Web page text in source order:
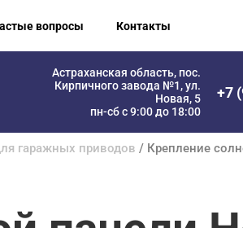
вопросы Контакты
Астраханская область, пос.
Кирпичного завода №1, ул.
Новая, 5
пн-сб с 9:00 до 18:00
+7
гаражных приводов / Крепление